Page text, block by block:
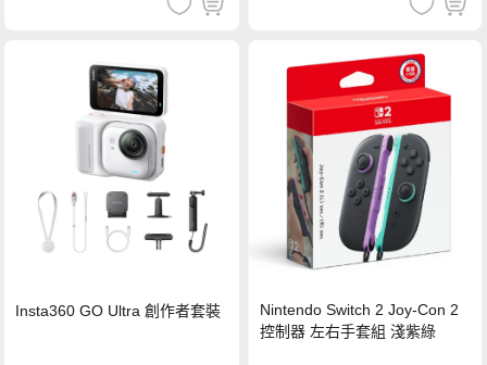
Insta360 GO Ultra 創作者套裝
Nintendo Switch 2 Joy-Con 2
控制器 左右手套組 淺紫綠